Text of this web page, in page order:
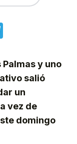
Palmas y uno
salió
un
vez de
domingo